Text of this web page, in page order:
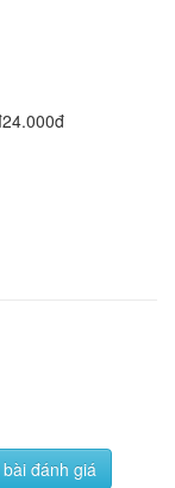
24.000đ
đánh giá